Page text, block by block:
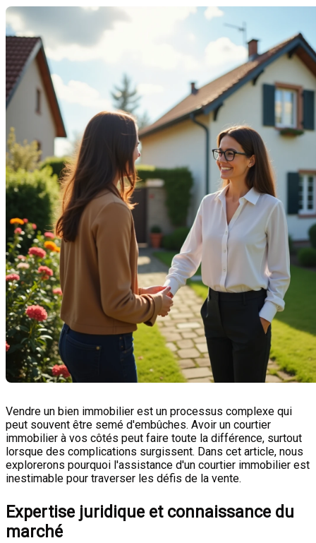
Vendre un bien immobilier est un processus complexe qui
peut souvent être semé d'embûches. Avoir un courtier
immobilier à vos côtés peut faire toute la différence, surtout
lorsque des complications surgissent. Dans cet article, nous
explorerons pourquoi l'assistance d'un courtier immobilier est
inestimable pour traverser les défis de la vente.
Expertise juridique et connaissance du
marché